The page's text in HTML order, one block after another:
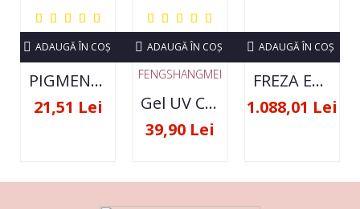
PIGMENT NEON SET 12 CULORI
21,51 Lei
ADAUGĂ ÎN COŞ
FENGSHANGMEI
Gel UV Constructie FSM 50ML - 07
39,90 Lei
ADAUGĂ ÎN COŞ
FREZA ELECTRICA STRONG 210 35000 RPM- ORIGINALA
1.088,01 Lei
ADAUGĂ ÎN COŞ